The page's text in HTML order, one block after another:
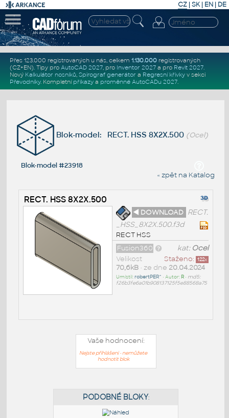
CZ | SK| EN | DE
Přes 123.000 registrovaných u nás, celkem 1.130.000registrovaných
(CZ+EN). Tipy pro AutoCAD 2027, pro Inventor 2027a pro Revit 2027.
Nový Kalkulátor nosníků, Spirograf generátor a Regresní křivkyv sekci
Převodníky. Kompletní příkazya proměnné AutoCADu 2027.
Blok-model: RECT. HSS 8X2X.500 (Ocel)
Blok-model #23918
« zpět na Katalog
RECT. HSS 8X2X.500
◄ DOWNLOAD RECT.
_HSS_8X2X.500.f3d
RECT HSS
kat: Ocel
Fusion360
Staženo: 122x
Velikost
70,6kB• ze dne 20.04.2024
Umístil:robertPER^ • Autor: R• md5:
f26b3fe6a01b908137125f5e88568a75
Vaše hodnocení:
Nejste přihlášeni - nemůžete
hodnotit blok